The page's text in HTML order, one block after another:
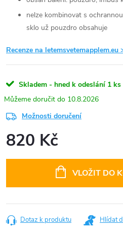
nelze kombinovat s
sklo už pouzdro obsahuje
Recenze na letemsvetemapplem.eu
Skladem - hned k odeslání 1 ks
10.8.2026
Možnosti doručení
820 Kč
VLOŽIT DO
Dotaz k produktu Hlídat